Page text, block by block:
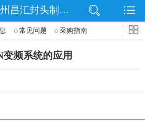
网站首页
信息动态
沧州昌汇封头制造有限公司
常见问题 采购指南
频系统的应用